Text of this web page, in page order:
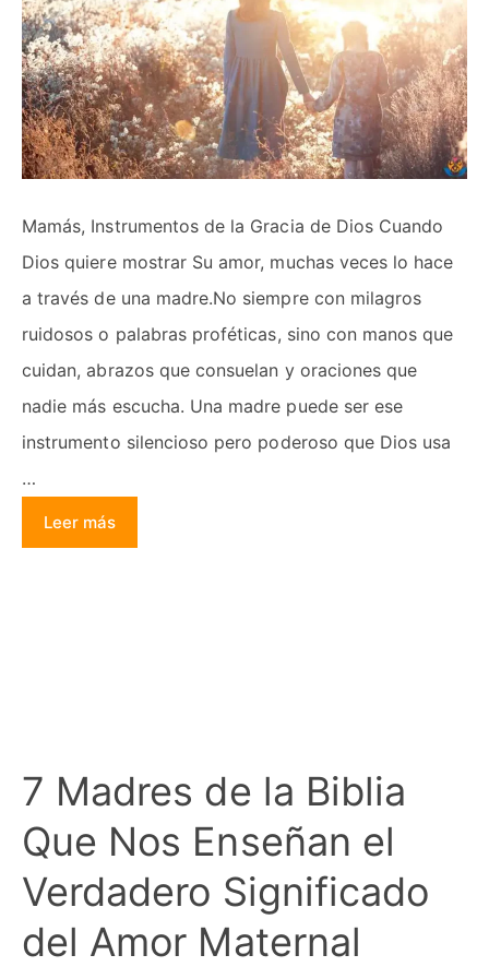
Mamás, Instrumentos de la Gracia de Dios Cuando
Dios quiere mostrar Su amor, muchas veces lo hace
a través de una madre.No siempre con milagros
ruidosos o palabras proféticas, sino con manos que
cuidan, abrazos que consuelan y oraciones que
nadie más escucha. Una madre puede ser ese
instrumento silencioso pero poderoso que Dios usa
…
Leer más
7 Madres de la Biblia
Que Nos Enseñan el
Verdadero Significado
del Amor Maternal